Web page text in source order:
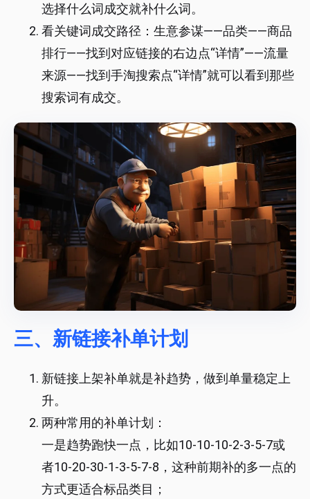
选择什么词成交就补什么词。
看关键词成交路径：生意参谋——品类——商品
排行——找到对应链接的右边点“详情”——流量
来源——找到手淘搜索点“详情”就可以看到那些
搜索词有成交。
三、新链接补单计划
新链接上架补单就是补趋势，做到单量稳定上
升。
两种常用的补单计划：
一是趋势跑快一点，比如10-10-10-2-3-5-7或
者10-20-30-1-3-5-7-8，这种前期补的多一点的
方式更适合标品类目；